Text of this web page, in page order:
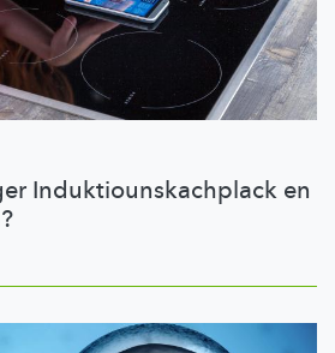
Induktiounskachplack en